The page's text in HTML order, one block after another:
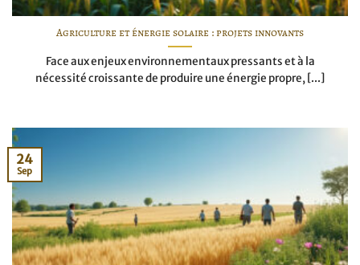
Agriculture et énergie solaire : projets innovants
Face aux enjeux environnementaux pressants et à la
nécessité croissante de produire une énergie propre, [...]
24
Sep